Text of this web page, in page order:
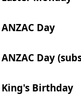
ANZAC Day
ANZAC Day
King's Birthday